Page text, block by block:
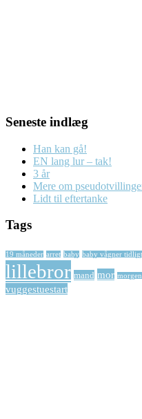
Seneste indlæg
Han kan gå!
EN lang lur – tak!
3 år
Mere om
Lidt til eftertanke
Tags
19 måneder arret baby baby vågner
lillebror mand mor
vuggestuestart